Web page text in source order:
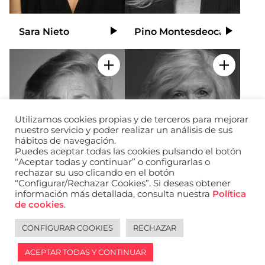
Sara Nieto VideoPino Montesdeoca Video
María Teresa Altés
Causapie
Add to my selection
Gamonal
Add to
Legal notice
Utilizamos cookies propias y de terceros para mejorar
nuestro servicio y poder realizar un análisis de sus
hábitos de navegación.
Puedes aceptar todas las cookies pulsando el botón
“Aceptar todas y continuar” o configurarlas o
rechazar su uso clicando en el botón
“Configurar/Rechazar Cookies”. Si deseas obtener
información más detallada, consulta nuestra Política
de cookies.
CONFIGURAR COOKIES RECHAZAR
ACEPTAR TODAS Y CONTINUAR